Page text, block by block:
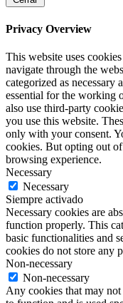
Privacy Overview
This website uses
navigate through the
categorized as necessary
essential for the working
also use third-party
you use this website.
only with your consent.
cookies. But opting out
browsing experience.
Necessary
Necessary
Siempre activado
Necessary cookies are
function properly. This
basic functionalities and
cookies do not store any
Non-necessary
Non-necessary
Any cookies that may